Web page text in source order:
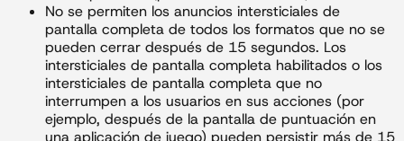
No se permiten los anuncios intersticiales de
pantalla completa de todos los formatos que no se
pueden cerrar después de 15 segundos. Los
intersticiales de pantalla completa habilitados o los
intersticiales de pantalla completa que no
interrumpen a los usuarios en sus acciones (por
ejemplo, después de la pantalla de puntuación en